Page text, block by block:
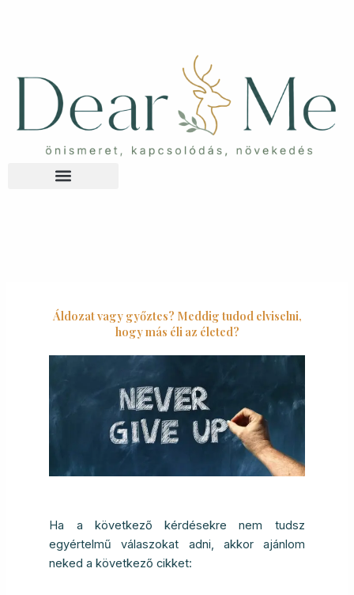
Áldozat vagy győztes? Meddig tudod elviselni,
hogy más éli az életed?
Ha a következő kérdésekre nem tudsz
egyértelmű válaszokat adni, akkor ajánlom
neked a következő cikket: